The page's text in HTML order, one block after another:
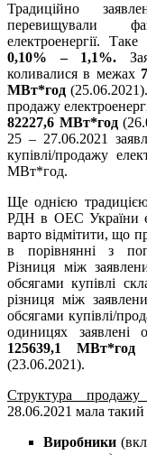
Традиційно
перевищували
електроенергії.
0,10% –
1,1%.
коливалися в межах
МВт*год
продажу
82227,6 МВт*год
25 – 27.06.2021
купівлі/продажу
МВт*год.
Ще однією
РДН в ОЕС України є
варто відмітити, що
в порівнянні з
Різниця між
обсягами купівлі
різниця між
обсягами купівлі/
одиницях заявлені
125639,1 МВт*год
(23.06.2021).
Структура продажу
28.06.2021 мала такий
Виробники